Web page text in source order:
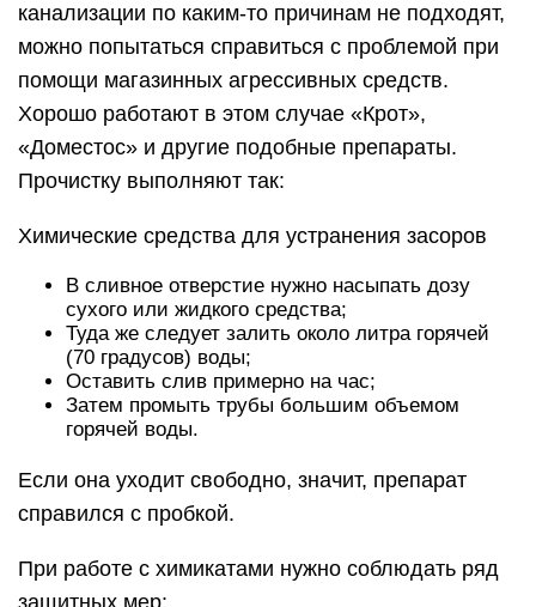
канализации по каким-то причинам не подходят,
можно попытаться справиться с проблемой при
помощи магазинных агрессивных средств.
Хорошо работают в этом случае «Крот»,
«Доместос» и другие подобные препараты.
Прочистку выполняют так:
Химические средства для устранения засоров
В сливное отверстие нужно насыпать дозу
сухого или жидкого средства;
Туда же следует залить около литра горячей
(70 градусов) воды;
Оставить слив примерно на час;
Затем промыть трубы большим объемом
горячей воды.
Если она уходит свободно, значит, препарат
справился с пробкой.
При работе с химикатами нужно соблюдать ряд
защитных мер: